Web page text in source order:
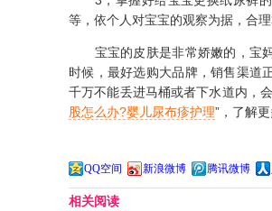
等，依个人对宝宝的观察为据，合理
宝宝的皮肤是非常娇嫩的，宝妈
时候，最好选购大品牌，销售渠道
千万不能丢进马桶或者下水道内，
股怎么办?婴儿尿布疹护理”，了解
QQ空间 新浪微博 腾讯微博
相关阅读